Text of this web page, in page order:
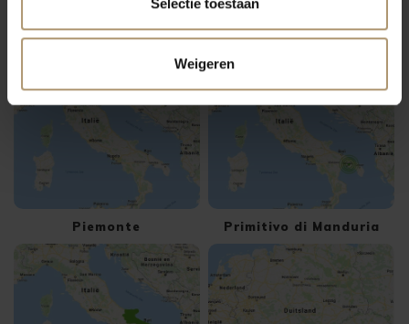
Selectie toestaan
Weigeren
Piemonte Primitivo di Manduria